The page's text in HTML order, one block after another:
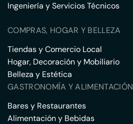
Ingeniería y Servicios Técnicos
COMPRAS, HOGAR Y BELLEZA
Tiendas y Comercio Local
Hogar, Decoración y Mobiliario
Belleza y Estética
GASTRONOMÍA Y ALIMENTACIÓN
Bares y Restaurantes
Alimentación y Bebidas